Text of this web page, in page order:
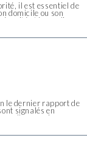
il est essentiel de
domicile ou son
et Incendie,
le dernier rapport de
signalés en
d'une maison en